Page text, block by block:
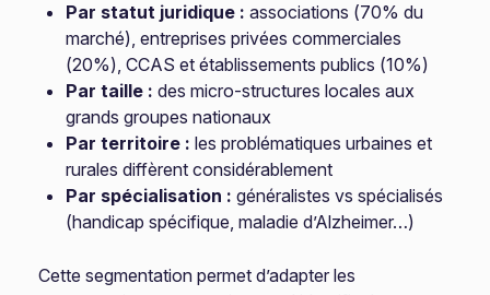
Par statut juridique : associations (70% du
marché), entreprises privées commerciales
(20%), CCAS et établissements publics (10%)
Par taille : des micro-structures locales aux
grands groupes nationaux
Par territoire : les problématiques urbaines et
rurales diffèrent considérablement
Par spécialisation : généralistes vs spécialisés
(handicap spécifique, maladie d’Alzheimer…)
Cette segmentation permet d’adapter les